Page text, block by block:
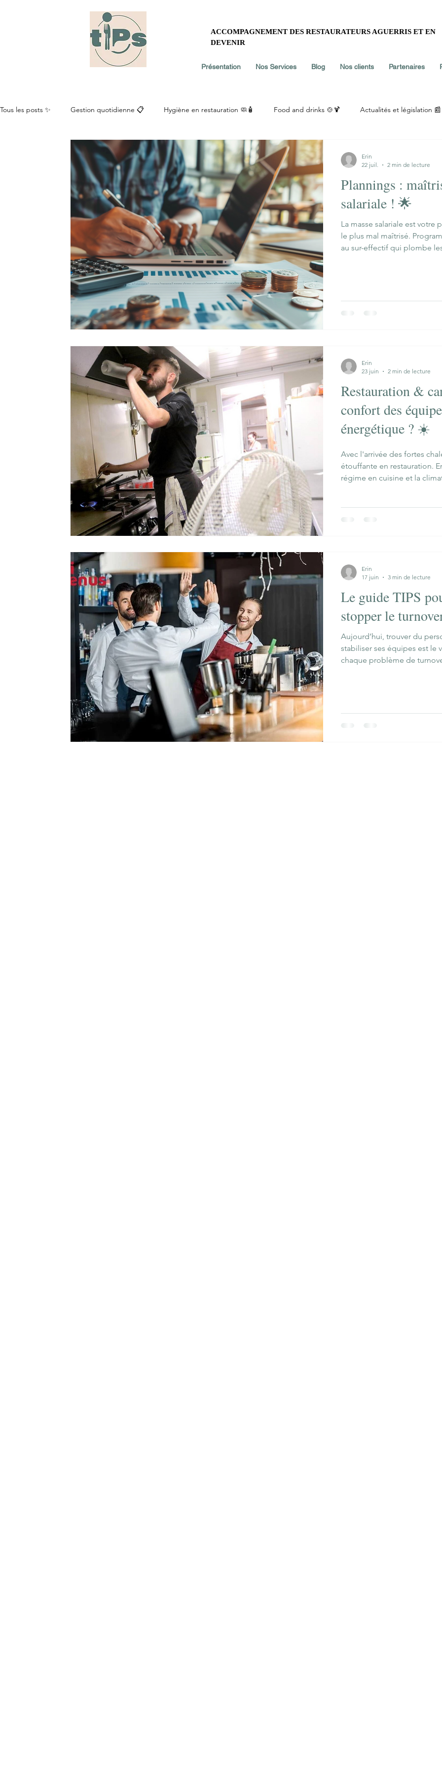
ACCOMPAGNEMENT DES RESTAURATEURS AGUERRIS ET EN
DEVENIR
Présentation Nos Services Blog Nos clients Partenaires
Tous les posts ✨ Gestion quotidienne 📋 Hygiène en restauration 🧼🧴 Food and drinks 🍲🍹 Actualités et législation 📰
Salariés et recrutement 🤝
Plannings :
salariale ! 🌟
La masse salariale est votre
le plus mal maîtrisé.
au sur-effectif qui plombe
Erin
22 juil.
2 min de lecture
Restauration &
confort des
énergétique ? ☀️
Avec l'arrivée des fortes
étouffante en restauration.
régime en cuisine et la
Erin
23 juin
2 min de lecture
Le guide TIPS
stopper le
Aujourd’hui, trouver du
stabiliser ses équipes est le
chaque problème de
Erin
17 juin
3 min de lecture